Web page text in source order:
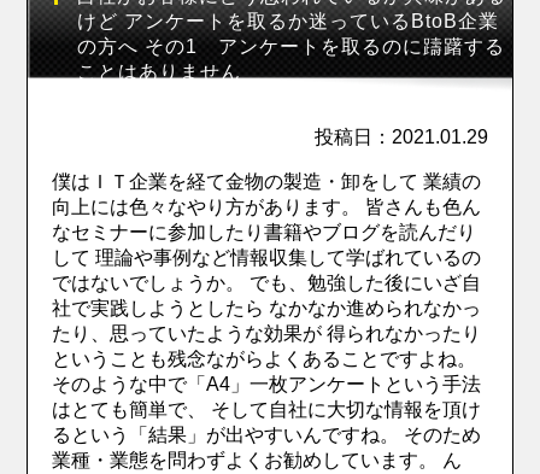
けど アンケートを取るか迷っているBtoB企業
の方へ その1 アンケートを取るのに躊躇する
ことはありません
投稿日：2021.01.29
僕はＩＴ企業を経て金物の製造・卸をして 業績の
向上には色々なやり方があります。 皆さんも色ん
なセミナーに参加したり書籍やブログを読んだり
して 理論や事例など情報収集して学ばれているの
ではないでしょうか。 でも、勉強した後にいざ自
社で実践しようとしたら なかなか進められなかっ
たり、思っていたような効果が 得られなかったり
ということも残念ながらよくあることですよね。
そのような中で「A4」一枚アンケートという手法
はとても簡単で、 そして自社に大切な情報を頂け
るという「結果」が出やすいんですね。 そのため
業種・業態を問わずよくお勧めしています。 ん